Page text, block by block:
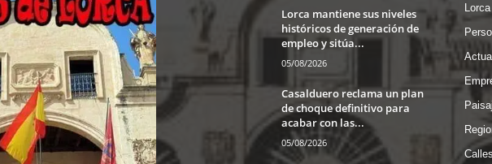
Lorca mantiene sus niveles
históricos de generación de
empleo y sitúa...
05/08/2026
Casalduero reclama un plan
de choque definitivo para
acabar con las...
05/08/2026
Lorca